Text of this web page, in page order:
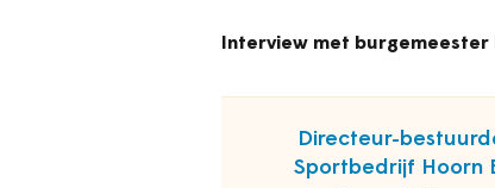
Interview met burgemeester
Directeur-
Sportbedrijf Hoorn